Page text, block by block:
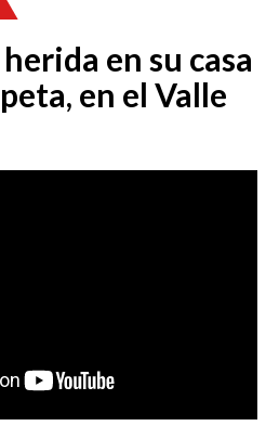
12:30 PMen su casa
en el Valle